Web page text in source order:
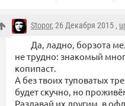
Stopor, 26 Декабря 2015 , url
Да, ладно, борзота
не трудно: знакомый
копипаст.
А без твоих туповатых
будет скучно, но
Раздавай их другим, в